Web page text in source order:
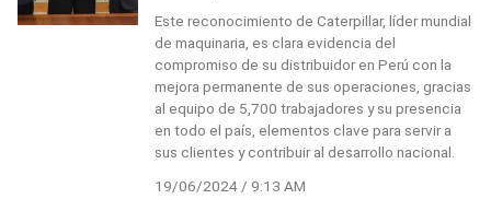
Este reconocimiento de Caterpillar, líder mundial
de maquinaria, es clara evidencia del
compromiso de su distribuidor en Perú con la
mejora permanente de sus operaciones, gracias
al equipo de 5,700 trabajadores y su presencia
en todo el país, elementos clave para servir a
sus clientes y contribuir al desarrollo nacional.
19/06/2024 / 9:13 AM